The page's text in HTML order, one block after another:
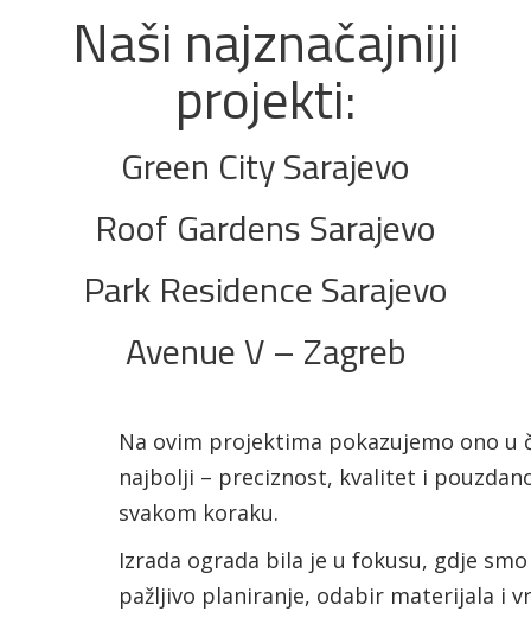
Naši najznačajniji
projekti:
Green City Sarajevo
Roof Gardens Sarajevo
Park Residence Sarajevo
Avenue V – Zagreb
Na ovim projektima pokazujemo ono u
najbolji – preciznost, kvalitet i
svakom koraku.
Izrada ograda bila je u fokusu, gdje
pažljivo planiranje, odabir materijala i